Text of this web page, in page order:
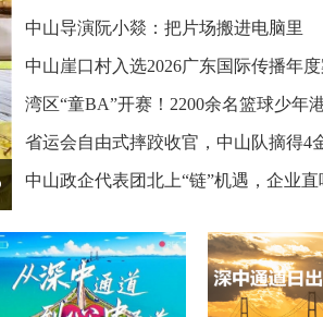
中山导演阮小燚：把片场搬进电脑里
中山崖口村入选2026广东国际传播年度
湾区“童BA”开赛！2200余名篮球少年
省运会自由式摔跤收官，中山队摘得4
中山政企代表团北上“链”机遇，企业直